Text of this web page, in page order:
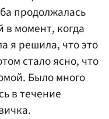
продолжалась
в момент, когда
я решила, что это
стало ясно, что
Было много
в течение